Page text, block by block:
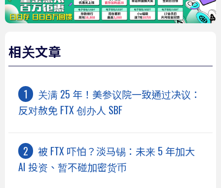
相关文章
关满 25 年！美参议院一致通过决议：
反对赦免 FTX 创办人 SBF
被 FTX 吓怕？淡马锡：未来 5 年加大
AI 投资、暂不碰加密货币